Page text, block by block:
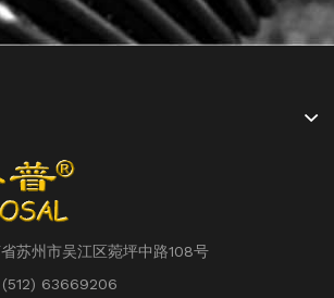
苏州市吴江区菀坪中路108号
63669206